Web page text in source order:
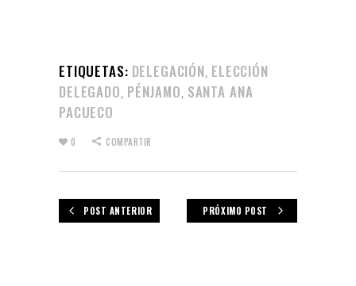
ETIQUETAS: DELEGACIÓN, ELECCIÓN
DELEGADO, PÉNJAMO, SANTA ANA
PACUECO
0 COMPARTIR
POST ANTERIOR PRÓXIMO POST